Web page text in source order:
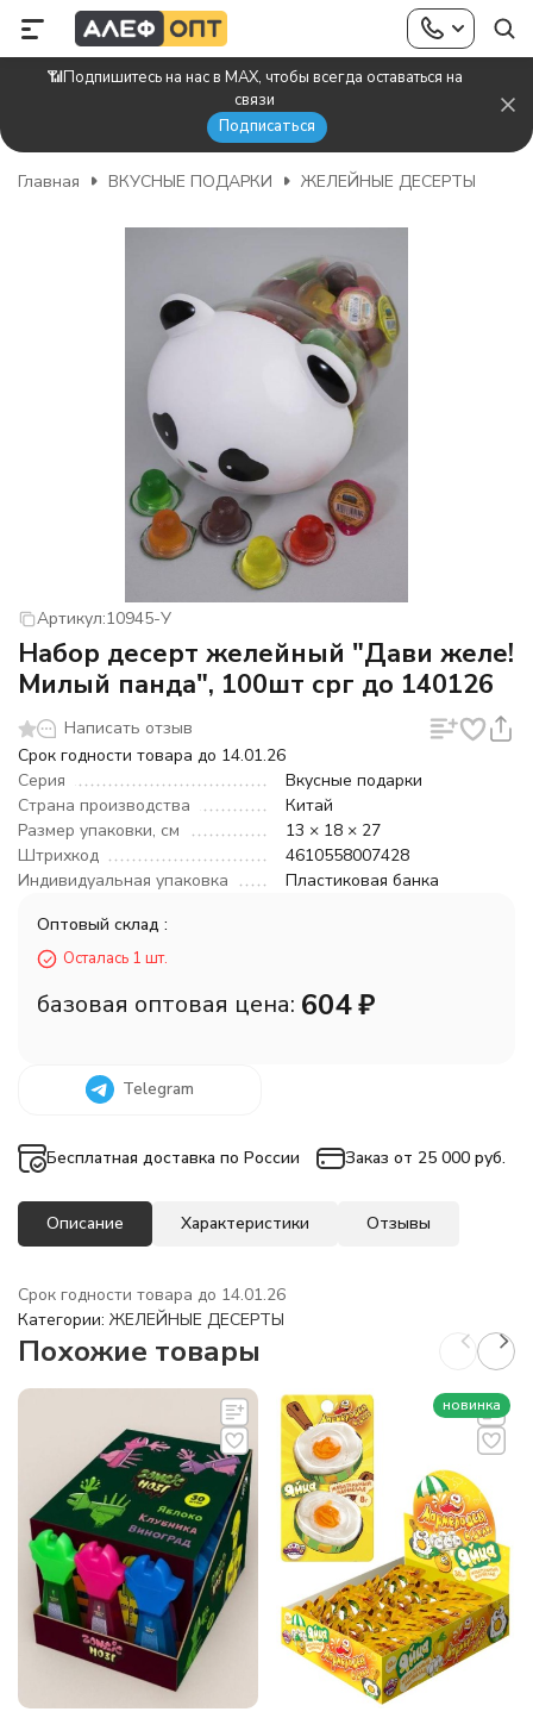
📶Подпишитесь на нас в MAX, чтобы всегда оставаться на
связи
Подписаться
Главная ВКУСНЫЕ ПОДАРКИ ЖЕЛЕЙНЫЕ ДЕСЕРТЫ
Артикул:10945-У
Набор десерт желейный "Дави желе!
Милый панда", 100шт срг до 140126
Написать отзыв
Срок годности товара до 14.01.26
Серия
Вкусные подарки
Страна производства
Китай
Размер упаковки, см
13 × 18 × 27
Штрихкод
4610558007428
Индивидуальная упаковка
Пластиковая банка
Оптовый склад :
Осталась 1 шт.
базовая оптовая цена: 604₽
Telegram
Бесплатная доставка по России Заказ от 25 000 руб.
Описание Характеристики Отзывы
Срок годности товара до 14.01.26
Категории: ЖЕЛЕЙНЫЕ ДЕСЕРТЫ
Похожие товары
новинка